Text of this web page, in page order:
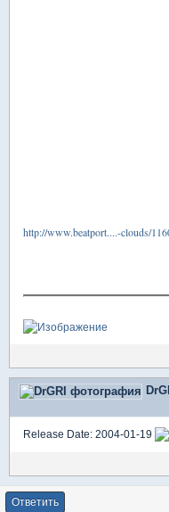
http://www.beatport....-clouds/
Release Date: 2004-01-19
Ответить